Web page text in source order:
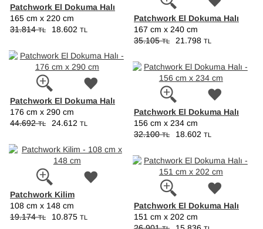
Patchwork El Dokuma Halı
165 cm x 220 cm
31.814TL 18.602 TL
Patchwork El Dokuma Halı
167 cm x 240 cm
35.105TL 21.798 TL
Patchwork El Dokuma Halı
176 cm x 290 cm
44.692TL 24.612 TL
Patchwork El Dokuma Halı
156 cm x 234 cm
32.100TL 18.602 TL
Patchwork Kilim
108 cm x 148 cm
19.174TL 10.875 TL
Patchwork El Dokuma Halı
151 cm x 202 cm